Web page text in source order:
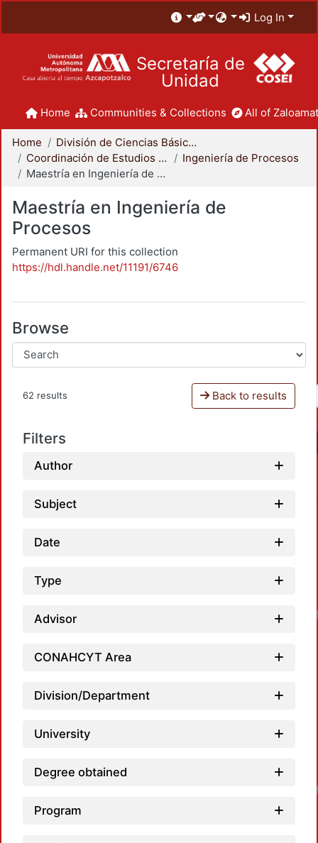
Log In
Secretaría de
Unidad
Home Communities & Collections All of
Home
División de Ciencias Básicas e Ingeniería
Coordinación de Estudios de Posgrado - CBI
Ingeniería de Procesos
Maestría en Ingeniería de Procesos
Maestría en Ingeniería de
Procesos
Permanent URI for this collection
https://hdl.handle.net/11191/6746
Browse
62 results Back to results
Filters
Author
Subject
Date
Type
Advisor
CONAHCYT Area
Division/Department
University
Degree obtained
Program